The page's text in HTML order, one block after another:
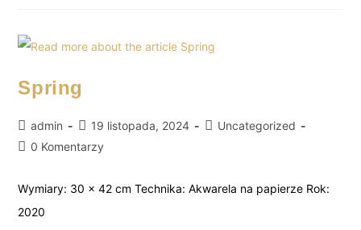
Spring
admin 19 listopada, 2024
Uncategorized
0 Komentarzy
Wymiary: 30 x 42 cm Technika: Akwarela na papierze Rok:
2020